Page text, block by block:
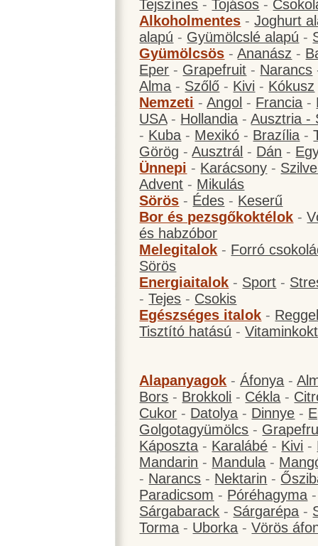
Tejszínes -Tojásos -
Alkoholmentes -Joghurt
alapú - Gyümölcslé alapú -
Gyümölcsös -Ananász -
Eper - Grapefruit - Narancs
Alma - Szőlő - Kivi - Kókusz
Nemzeti -Angol - Francia -
USA- Hollandia -Ausztria -
- Kuba - Mexikó - Brazília -
Görög -Ausztrál - Dán -
Ünnepi - Karácsony -
Advent - Mikulás
Sörös - Édes - Keserű
Bor és pezsgőkoktélok -
és habzóbor
Melegitalok - Forró
Sörös
Energiaitalok - Sport -
-Tejes - Csokis
Egészséges italok -
Tisztító hatású -
Alapanyagok -Áfonya -
Bors - Brokkoli - Cékla -
Cukor - Datolya - Dinnye -
Golgotagyümölcs -
Káposzta - Karalábé - Kivi -
Mandarin - Mandula -
- Narancs - Nektarin -
Paradicsom - Póréhagyma
Sárgabarack - Sárgarépa -
Torma - Uborka -Vörös